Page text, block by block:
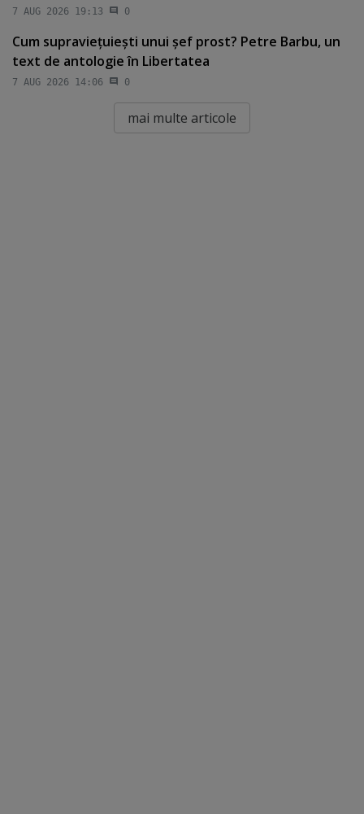
7 AUG 2026 19:13 0
Cum supravieţuieşti unui şef prost? Petre Barbu, un
text de antologie în Libertatea
7 AUG 2026 14:06 0
mai multe articole